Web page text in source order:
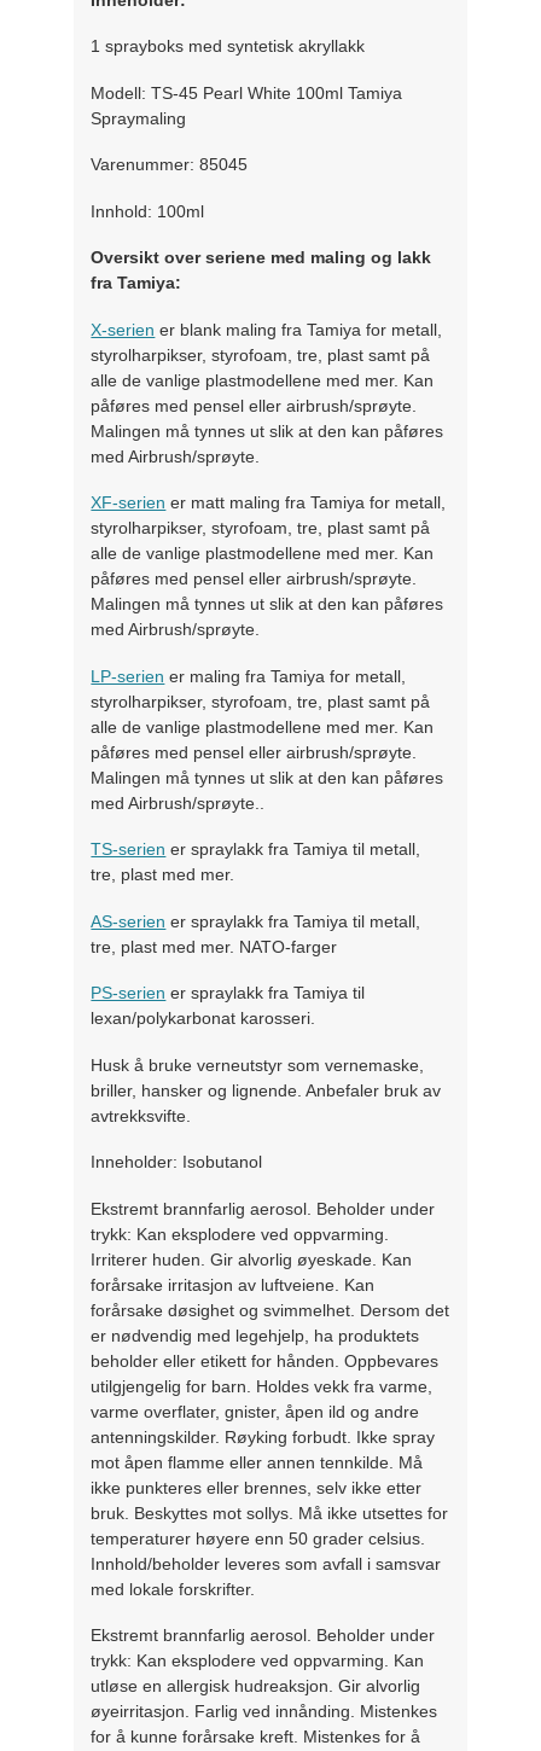
1 sprayboks med syntetisk akryllakk
Modell: TS-45 Pearl White 100ml Tamiya
Spraymaling
Varenummer: 85045
Innhold: 100ml
Oversikt over seriene med maling og lakk
fra Tamiya:
X-serien er blank maling fra Tamiya for metall,
styrolharpikser, styrofoam, tre, plast samt på
alle de vanlige plastmodellene med mer. Kan
påføres med pensel eller airbrush/sprøyte.
Malingen må tynnes ut slik at den kan påføres
med Airbrush/sprøyte.
XF-serien er matt maling fra Tamiya for metall,
styrolharpikser, styrofoam, tre, plast samt på
alle de vanlige plastmodellene med mer. Kan
påføres med pensel eller airbrush/sprøyte.
Malingen må tynnes ut slik at den kan påføres
med Airbrush/sprøyte.
LP-serien er maling fra Tamiya for metall,
styrolharpikser, styrofoam, tre, plast samt på
alle de vanlige plastmodellene med mer. Kan
påføres med pensel eller airbrush/sprøyte.
Malingen må tynnes ut slik at den kan påføres
med Airbrush/sprøyte..
TS-serien er spraylakk fra Tamiya til metall,
tre, plast med mer.
AS-serien er spraylakk fra Tamiya til metall,
tre, plast med mer. NATO-farger
PS-serien er spraylakk fra Tamiya til
lexan/polykarbonat karosseri.
Husk å bruke verneutstyr som vernemaske,
briller, hansker og lignende. Anbefaler bruk av
avtrekksvifte.
Inneholder: Isobutanol
Ekstremt brannfarlig aerosol. Beholder under
trykk: Kan eksplodere ved oppvarming.
Irriterer huden. Gir alvorlig øyeskade. Kan
forårsake irritasjon av luftveiene. Kan
forårsake døsighet og svimmelhet. Dersom det
er nødvendig med legehjelp, ha produktets
beholder eller etikett for hånden. Oppbevares
utilgjengelig for barn. Holdes vekk fra varme,
varme overflater, gnister, åpen ild og andre
antenningskilder. Røyking forbudt. Ikke spray
mot åpen flamme eller annen tennkilde. Må
ikke punkteres eller brennes, selv ikke etter
bruk. Beskyttes mot sollys. Må ikke utsettes for
temperaturer høyere enn 50 grader celsius.
Innhold/beholder leveres som avfall i samsvar
med lokale forskrifter.
Ekstremt brannfarlig aerosol. Beholder under
trykk: Kan eksplodere ved oppvarming. Kan
utløse en allergisk hudreaksjon. Gir alvorlig
øyeirritasjon. Farlig ved innånding. Mistenkes
for å kunne forårsake kreft. Mistenkes for å